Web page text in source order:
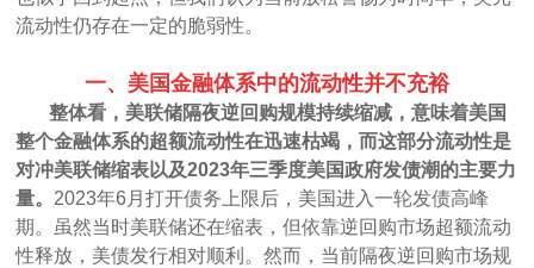
流动性仍存在一定的脆弱性。
一、美国金融体系中的流动性并不充裕
整体看，美联储隔夜逆回购规模持续缩减，意味着美国
整个金融体系的超额流动性在迅速枯竭，而这部分流动性是
对冲美联储缩表以及2023年三季度美国政府发债潮的主要力
量。 2023年6月打开债务上限后，美国进入一轮发债高峰
期。虽然当时美联储还在缩表，但依靠逆回购市场超额流动
性释放，美债发行相对顺利。然而，当前隔夜逆回购市场规